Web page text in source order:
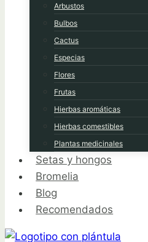
Arbustos
Bulbos
Cactus
Especias
Flores
Frutas
Hierbas aromáticas
Hierbas comestibles
Plantas medicinales
Setas y hongos
Bromelia
Blog
Recomendados